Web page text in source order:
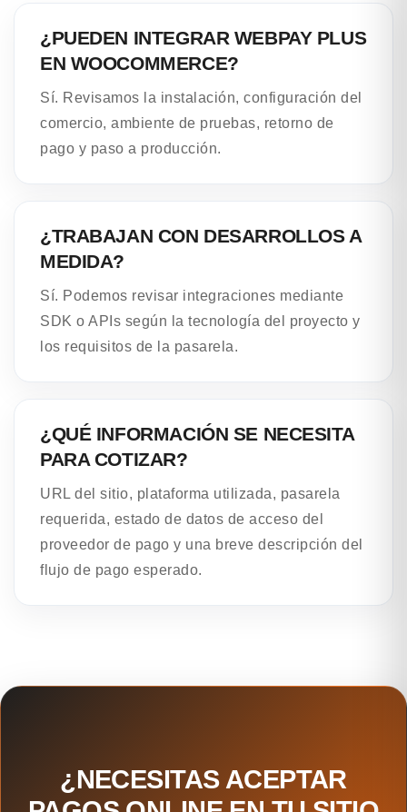
¿PUEDEN INTEGRAR WEBPAY PLUS
EN WOOCOMMERCE?
Sí. Revisamos la instalación, configuración del
comercio, ambiente de pruebas, retorno de
pago y paso a producción.
¿TRABAJAN CON DESARROLLOS A
MEDIDA?
Sí. Podemos revisar integraciones mediante
SDK o APIs según la tecnología del proyecto y
los requisitos de la pasarela.
¿QUÉ INFORMACIÓN SE NECESITA
PARA COTIZAR?
URL del sitio, plataforma utilizada, pasarela
requerida, estado de datos de acceso del
proveedor de pago y una breve descripción del
flujo de pago esperado.
¿NECESITAS ACEPTAR